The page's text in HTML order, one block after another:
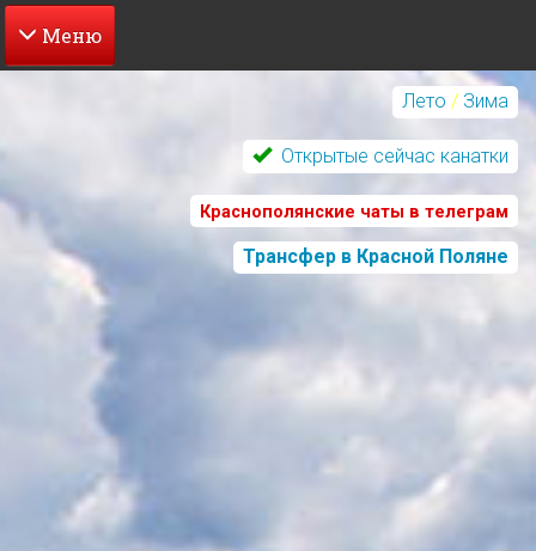
Перейти
содержанию
Лето / Зима
Открытые сейчас канатки
Краснополянские чаты в телеграм
Трансфер в Красной Поляне